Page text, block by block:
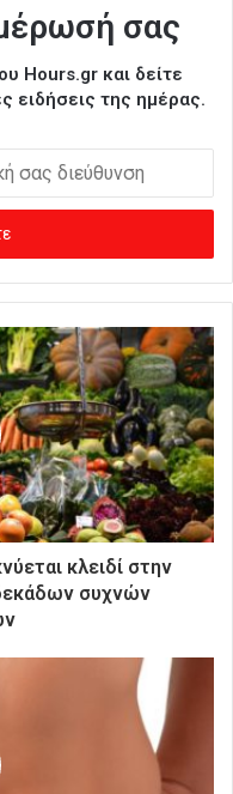
σας
Hours.gr και δείτε
ειδήσεις της ημέρας.
κλειδί στην
συχνών